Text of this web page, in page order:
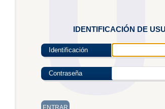
IDENTIFICACIÓN DE
Identificación
Contraseña